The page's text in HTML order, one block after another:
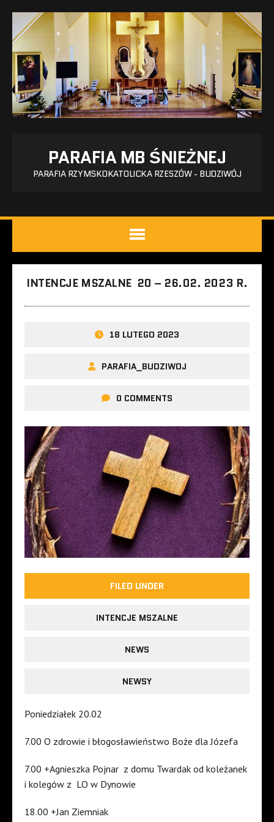
PARAFIA MB ŚNIEŻNEJ
PARAFIA RZYMSKOKATOLICKA RZESZÓW - BUDZIWÓJ
INTENCJE MSZALNE 20 – 26.02. 2023 R.
18 LUTEGO 2023
PARAFIA_BUDZIWOJ
0 COMMENTS
FILED UNDER
INTENCJE MSZALNE
NEWS
NEWSY
Poniedziałek 20.02
7.00 O zdrowie i błogosławieństwo Boże dla Józefa
7.00 +Agnieszka Pojnar z domu Twardak od koleżanek
i kolegów z LO w Dynowie
18.00 +Jan Ziemniak